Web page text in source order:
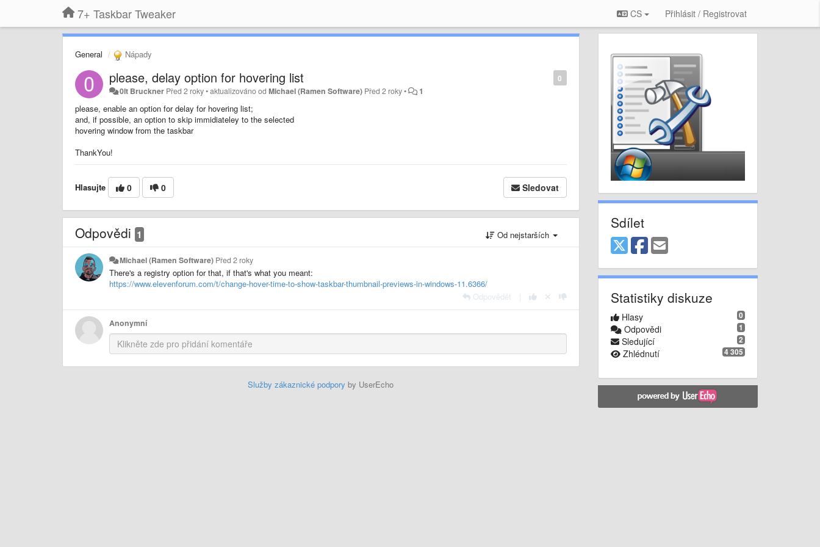
7+ Taskbar Tweaker CS Přihlásit / Registrovat
General Nápady
0
please, delay option for hovering list
0lt Bruckner Před 2 roky•aktualizováno odMichael (Ramen Software) Před 2 roky• 1
please, enable an option for delay for hovering list;
and, if possible, an option to skip immidiateley to the selected
hovering window from the taskbar
ThankYou!
Hlasujte 0 0 Sledovat
Odpovědi 1 Od nejstarších
Michael (Ramen Software) Před 2 roky
There's a registry option for that, if that's what you meant:
https://www.elevenforum.com/t/change-hover-time-to-show-taskbar-thumbnail-previews-in-windows-11.6366/
Odpovědět
Anonymní
Služby zákaznické podpory by UserEcho
Sdílet
Statistiky diskuze
0
Hlasy
1
Odpovědi
2
Sledující
4 305
Zhlédnutí